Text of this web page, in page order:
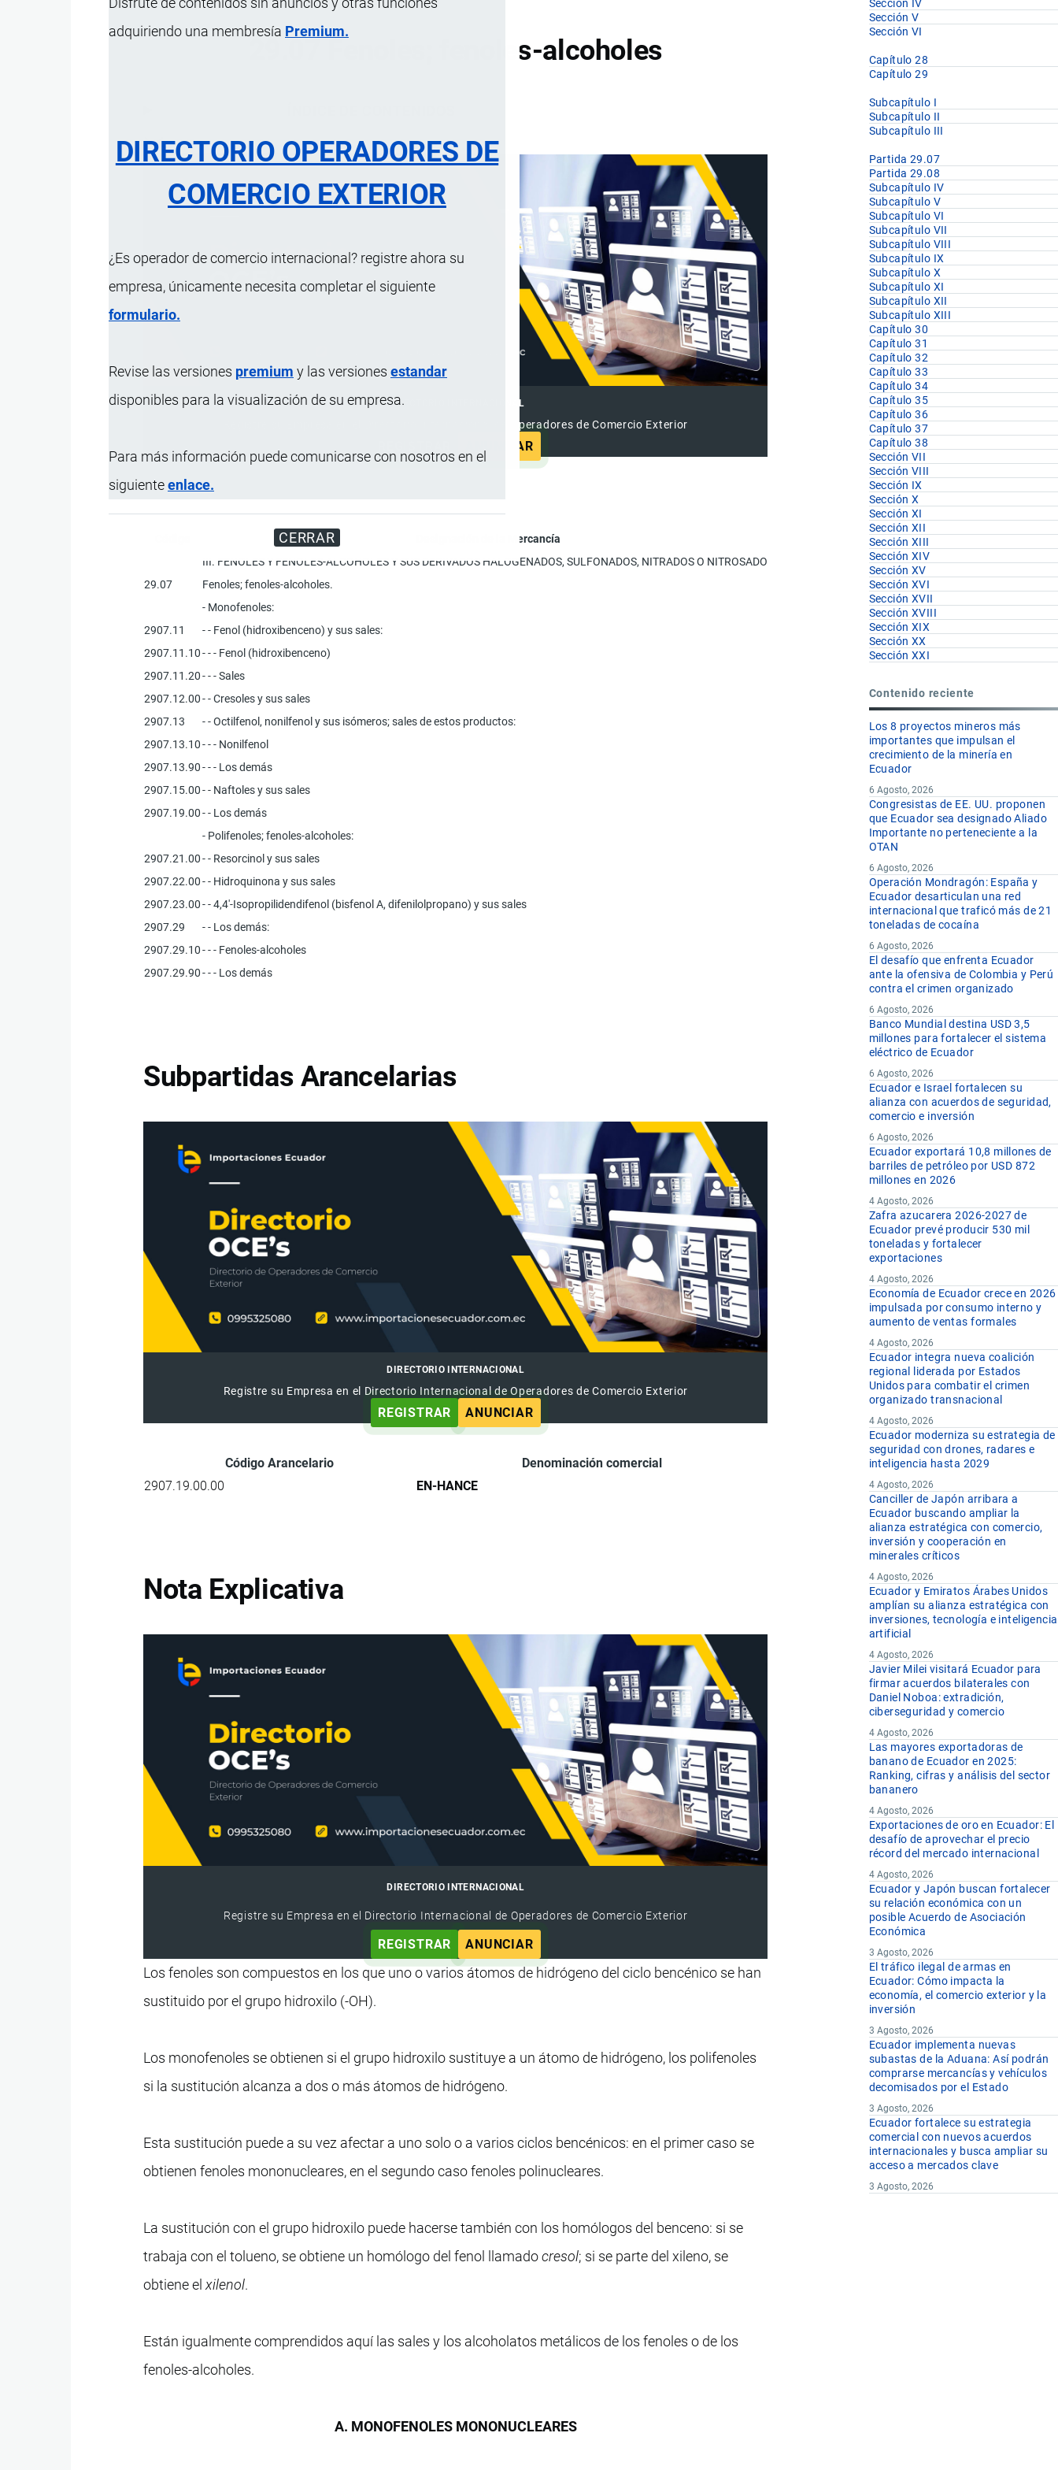
adquiriendo una membresía Premium.
DIRECTORIO OPERADORES DE
COMERCIO EXTERIOR
¿Es operador de comercio internacional? registre ahora su
empresa, únicamente necesita completar el siguiente
formulario.
Revise las versiones premium y las versiones estandar
disponibles para la visualización de su empresa.
Para más información puede comunicarse con nosotros en el
siguienteenlace.
CERRAR
29.07 Fenoles; fenoles-alcoholes
DIRECTORIO INTERNACIONAL
Registre su Empresa en el Directorio Internacional de Operadores de Comercio Exterior
ANUNCIAR
Designación de la Mercancía
III. FENOLES Y FENOLES-ALCOHOLES Y SUS DERIVADOS HALOGENADOS, SULFONADOS, NITRADOS O NITROSADOS
29.07
Fenoles; fenoles-alcoholes.
- Monofenoles:
2907.11
- - Fenol (hidroxibenceno) y sus sales:
2907.11.10- - - Fenol (hidroxibenceno)
2907.11.20- - - Sales
2907.12.00- - Cresoles y sus sales
2907.13
- - Octilfenol, nonilfenol y sus isómeros; sales de estos productos:
2907.13.10- - - Nonilfenol
2907.13.90- - - Los demás
2907.15.00- - Naftoles y sus sales
2907.19.00- - Los demás
- Polifenoles; fenoles-alcoholes:
2907.21.00- - Resorcinol y sus sales
2907.22.00- - Hidroquinona y sus sales
2907.23.00- - 4,4'-Isopropilidendifenol (bisfenol A, difenilolpropano) y sus sales
2907.29
- - Los demás:
2907.29.10- - - Fenoles-alcoholes
2907.29.90- - - Los demás
Subpartidas Arancelarias
DIRECTORIO INTERNACIONAL
Registre su Empresa en el Directorio Internacional de Operadores de Comercio Exterior
REGISTRAR ANUNCIAR
Código Arancelario
Denominación comercial
2907.19.00.00
EN-HANCE
Nota Explicativa
DIRECTORIO INTERNACIONAL
Registre su Empresa en el Directorio Internacional de Operadores de Comercio Exterior
REGISTRAR ANUNCIAR
Los fenoles son compuestos en los que uno o varios átomos de hidrógeno del ciclo bencénico se han
sustituido por el grupo hidroxilo (-OH).
Los monofenoles se obtienen si el grupo hidroxilo sustituye a un átomo de hidrógeno, los polifenoles
si la sustitución alcanza a dos o más átomos de hidrógeno.
Esta sustitución puede a su vez afectar a uno solo o a varios ciclos bencénicos: en el primer caso se
obtienen fenoles mononucleares, en el segundo caso fenoles polinucleares.
La sustitución con el grupo hidroxilo puede hacerse también con los homólogos del benceno: si se
trabaja con el tolueno, se obtiene un homólogo del fenol llamadocresol; si se parte del xileno, se
obtiene elxilenol.
Están igualmente comprendidos aquí las sales y los alcoholatos metálicos de los fenoles o de los
fenoles-alcoholes.
A. MONOFENOLES MONONUCLEARES
Sección IV
Sección V
Sección VI
Capítulo 28
Capítulo 29
Subcapítulo I
Subcapítulo II
Subcapítulo III
Partida 29.07
Partida 29.08
Subcapítulo IV
Subcapítulo V
Subcapítulo VI
Subcapítulo VII
Subcapítulo VIII
Subcapítulo IX
Subcapítulo X
Subcapítulo XI
Subcapítulo XII
Subcapítulo XIII
Capítulo 30
Capítulo 31
Capítulo 32
Capítulo 33
Capítulo 34
Capítulo 35
Capítulo 36
Capítulo 37
Capítulo 38
Sección VII
Sección VIII
Sección IX
Sección X
Sección XI
Sección XII
Sección XIII
Sección XIV
Sección XV
Sección XVI
Sección XVII
Sección XVIII
Sección XIX
Sección XX
Sección XXI
Contenido reciente
Los 8 proyectos mineros más
importantes que impulsan el
crecimiento de la minería en
Ecuador
6 Agosto, 2026
Congresistas de EE. UU. proponen
que Ecuador sea designado Aliado
Importante no perteneciente a la
OTAN
6 Agosto, 2026
Operación Mondragón: España y
Ecuador desarticulan una red
internacional que traficó más de 21
toneladas de cocaína
6 Agosto, 2026
El desafío que enfrenta Ecuador
ante la ofensiva de Colombia y Perú
contra el crimen organizado
6 Agosto, 2026
Banco Mundial destina USD 3,5
millones para fortalecer el sistema
eléctrico de Ecuador
6 Agosto, 2026
Ecuador e Israel fortalecen su
alianza con acuerdos de seguridad,
comercio e inversión
6 Agosto, 2026
Ecuador exportará 10,8 millones de
barriles de petróleo por USD 872
millones en 2026
4 Agosto, 2026
Zafra azucarera 2026-2027 de
Ecuador prevé producir 530 mil
toneladas y fortalecer
exportaciones
4 Agosto, 2026
Economía de Ecuador crece en 2026
impulsada por consumo interno y
aumento de ventas formales
4 Agosto, 2026
Ecuador integra nueva coalición
regional liderada por Estados
Unidos para combatir el crimen
organizado transnacional
4 Agosto, 2026
Ecuador moderniza su estrategia de
seguridad con drones, radares e
inteligencia hasta 2029
4 Agosto, 2026
Canciller de Japón arribara a
Ecuador buscando ampliar la
alianza estratégica con comercio,
inversión y cooperación en
minerales críticos
4 Agosto, 2026
Ecuador y Emiratos Árabes Unidos
amplían su alianza estratégica con
inversiones, tecnología e inteligencia
artificial
4 Agosto, 2026
Javier Milei visitará Ecuador para
firmar acuerdos bilaterales con
Daniel Noboa: extradición,
ciberseguridad y comercio
4 Agosto, 2026
Las mayores exportadoras de
banano de Ecuador en 2025:
Ranking, cifras y análisis del sector
bananero
4 Agosto, 2026
Exportaciones de oro en Ecuador: El
desafío de aprovechar el precio
récord del mercado internacional
4 Agosto, 2026
Ecuador y Japón buscan fortalecer
su relación económica con un
posible Acuerdo de Asociación
Económica
3 Agosto, 2026
El tráfico ilegal de armas en
Ecuador: Cómo impacta la
economía, el comercio exterior y la
inversión
3 Agosto, 2026
Ecuador implementa nuevas
subastas de la Aduana: Así podrán
comprarse mercancías y vehículos
decomisados por el Estado
3 Agosto, 2026
Ecuador fortalece su estrategia
comercial con nuevos acuerdos
internacionales y busca ampliar su
acceso a mercados clave
3 Agosto, 2026